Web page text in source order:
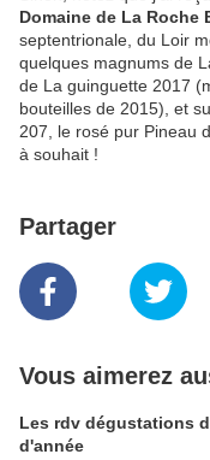
Domaine de La Roche
septentrionale, du Loir
quelques magnums de
de La guinguette 2017
bouteilles de 2015), et
207, le rosé pur Pineau
à souhait !
Partager
Vous aimerez
Les rdv dégustations
d'année